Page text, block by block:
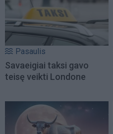
Pasaulis
Savaeigiai taksi gavo
teisę veikti Londone